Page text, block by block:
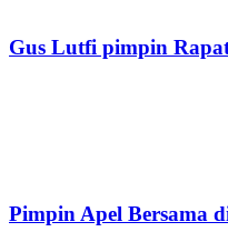
Gus Lutfi pimpin
Pimpin Apel Bersama